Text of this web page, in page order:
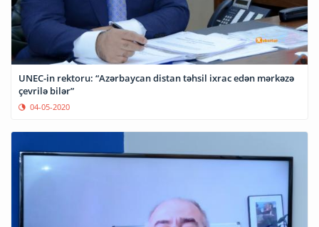
UNEC-in rektoru: “Azərbaycan distan təhsil ixrac edən mərkəzə
çevrilə bilər”
04-05-2020